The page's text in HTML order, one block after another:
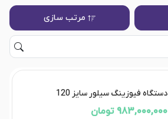
مرتب سازی
دستگاه فیوزینگ سیلور سایز 120
983,000,000 تومان